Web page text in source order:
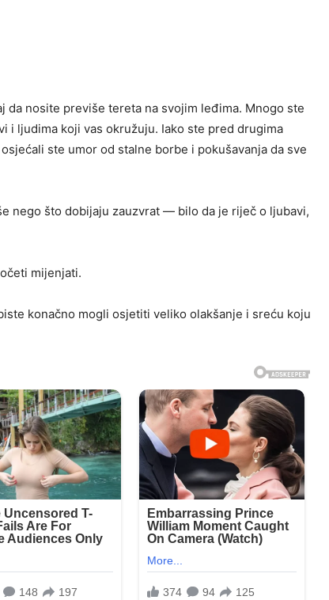
da nosite previše tereta na svojim leđima. Mnogo ste
i ljudima koji vas okružuju. Iako ste pred drugima
ste umor od stalne borbe i pokušavanja da sve
nego što dobijaju zauzvrat — bilo da je riječ o ljubavi,
mijenjati.
konačno mogli osjetiti veliko olakšanje i sreću koju